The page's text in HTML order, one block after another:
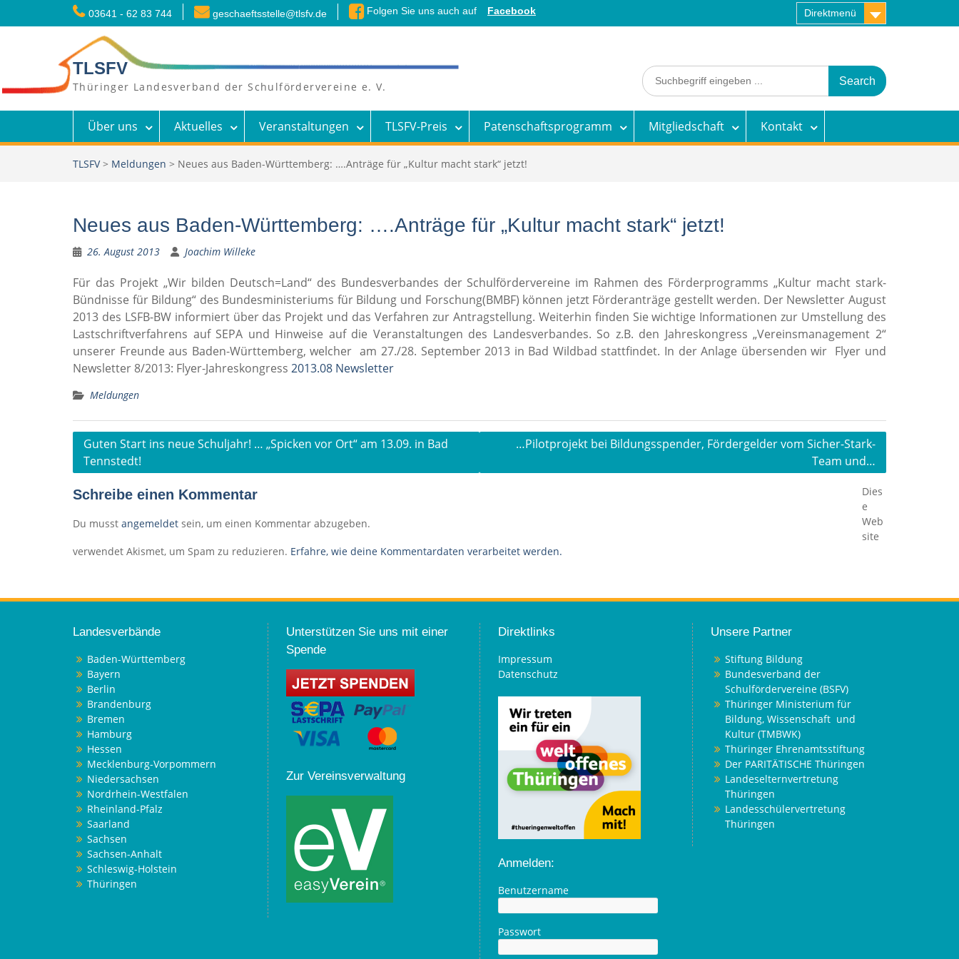
03641 - 62 83 744 geschaeftsstelle@tlsfv.de Folgen Sie uns auch auf Facebook Direktmenü
TLSFV
Thüringer Landesverband der Schulfördervereine e. V.
Search
for:
Über uns Aktuelles Veranstaltungen TLSFV-Preis Patenschaftsprogramm Mitgliedschaft Kontakt
TLSFV> Meldungen > Neues aus Baden-Württemberg: ….Anträge für „Kultur macht stark“ jetzt!
Neues aus Baden-Württemberg: ….Anträge für „Kultur macht stark“ jetzt!
26. August 2013 Joachim Willeke
Für das Projekt „Wir bilden Deutsch=Land“ des Bundesverbandes der Schulfördervereine im Rahmen des Förderprogramms „Kultur macht stark-
Bündnisse für Bildung“ des Bundesministeriums für Bildung und Forschung(BMBF) können jetzt Förderanträge gestellt werden. Der Newsletter August
2013 des LSFB-BW informiert über das Projekt und das Verfahren zur Antragstellung. Weiterhin finden Sie wichtige Informationen zur Umstellung des
Lastschriftverfahrens auf SEPA und Hinweise auf die Veranstaltungen des Landesverbandes. So z.B. den Jahreskongress „Vereinsmanagement 2“
unserer Freunde aus Baden-Württemberg, welcher am 27./28. September 2013 in Bad Wildbad stattfindet. In der Anlage übersenden wir Flyer und
Newsletter 8/2013: Flyer-Jahreskongress 2013.08 Newsletter
Meldungen
Beitragsnavigation
Guten Start ins neue Schuljahr! … „Spicken vor Ort“ am 13.09. in Bad
Tennstedt!
…Pilotprojekt bei Bildungsspender, Fördergelder vom Sicher-Stark-
Team und…
Schreibe einen Kommentar
Du musst angemeldet sein, um einen Kommentar abzugeben.
Dies
e
Web
site
verwendet Akismet, um Spam zu reduzieren. Erfahre, wie deine Kommentardaten verarbeitet werden.
Landesverbände
Baden-Württemberg
Bayern
Berlin
Brandenburg
Bremen
Hamburg
Hessen
Mecklenburg-Vorpommern
Niedersachsen
Nordrhein-Westfalen
Rheinland-Pfalz
Saarland
Sachsen
Sachsen-Anhalt
Schleswig-Holstein
Thüringen
Unterstützen Sie uns mit einer
Spende
Zur Vereinsverwaltung
Direktlinks
Impressum
Datenschutz
Anmelden:
Benutzername
Passwort
Unsere Partner
Stiftung Bildung
Bundesverband der
Schulfördervereine (BSFV)
Thüringer Ministerium für
Bildung, Wissenschaft und
Kultur (TMBWK)
Thüringer Ehrenamtsstiftung
Der PARITÄTISCHE Thüringen
Landeselternvertretung
Thüringen
Landesschülervertretung
Thüringen